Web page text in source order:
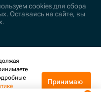
cookies для сбора
Оставаясь на сайте, вы
данных
Принимаю